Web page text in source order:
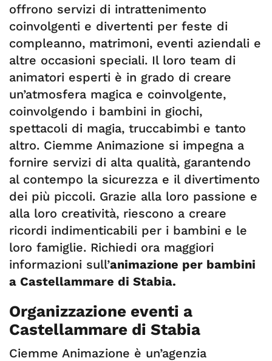
offrono servizi di intrattenimento
coinvolgenti e divertenti per feste di
compleanno, matrimoni, eventi aziendali e
altre occasioni speciali. Il loro team di
animatori esperti è in grado di creare
un’atmosfera magica e coinvolgente,
coinvolgendo i bambini in giochi,
spettacoli di magia, truccabimbi e tanto
altro. Ciemme Animazione si impegna a
fornire servizi di alta qualità, garantendo
al contempo la sicurezza e il divertimento
dei più piccoli. Grazie alla loro passione e
alla loro creatività, riescono a creare
ricordi indimenticabili per i bambini e le
loro famiglie. Richiedi ora maggiori
informazioni sull’animazione per bambini
a Castellammare di Stabia.
Organizzazione eventi a
Castellammare di Stabia
Ciemme Animazione è un’agenzia